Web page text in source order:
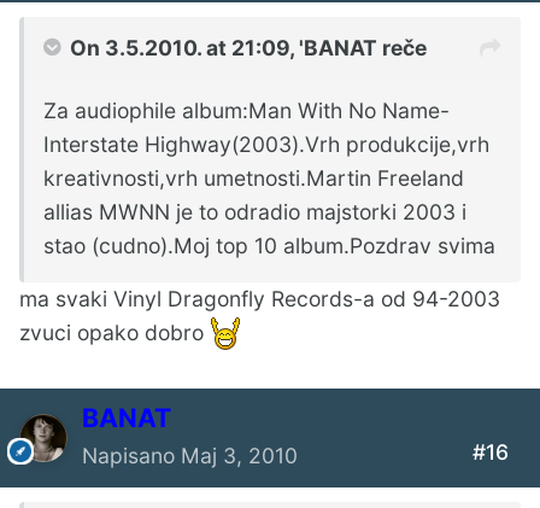
On 3.5.2010. at 21:09, 'BANAT reče
Za audiophile album:Man With No Name-
Interstate Highway(2003).Vrh produkcije,vrh
kreativnosti,vrh umetnosti.Martin Freeland
allias MWNN je to odradio majstorki 2003 i
stao (cudno).Moj top 10 album.Pozdrav svima
ma svaki Vinyl Dragonfly Records-a od 94-2003
zvuci opako dobro
BANAT
Napisano Maj 3, 2010 #16